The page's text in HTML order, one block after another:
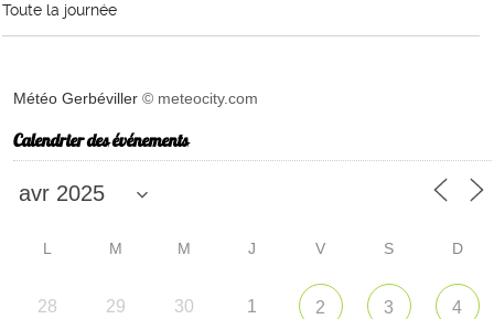
Toute la journée
Météo Gerbéviller © meteocity.com
Calendrier des événements
L M M J V S D
28 29 30 1 2 3 4